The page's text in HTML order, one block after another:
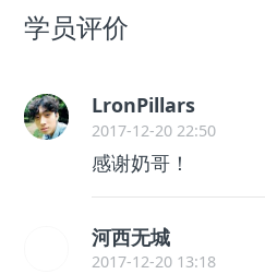
学员评价
LronPillars
2017-12-20 22:50
感谢奶哥！
河西无城
2017-12-20 13:18